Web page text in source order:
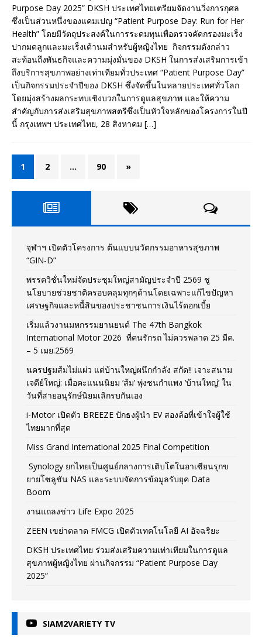
Purpose Day 2025” DKSH ประเทศไทยเตรียมจัดงานวิ่งการกุศล
ซึ่งเป็นส่วนหนึ่งของแคมเปญ “Patient Purpose Day: Run for Her
Health” โดยมีวัตถุประสงค์ในการระดมทุนเพื่อตรวจคัดกรองมะเร็ง
ปากมดลูกและมะเร็งเต้านมสำหรับผู้หญิงไทย กิจกรรมดังกล่าว
สะท้อนถึงพันธกิจและความมุ่งมั่นของ DKSH ในการส่งเสริมการเข้า
ถึงบริการสุขภาพอย่างเท่าเทียมทั่วประเทศ “Patient Purpose Day”
เป็นกิจกรรมประจำปีของ DKSH ซึ่งจัดขึ้นในหลายประเทศทั่วโลก
โดยมุ่งสร้างผลกระทบเชิงบวกในการดูแลสุขภาพ และให้ความ
สำคัญกับการส่งเสริมสุขภาพสตรีซึ่งเป็นหัวใจหลักของโครงการในปี
นี้ กรุงเทพฯ ประเทศไทย, 28 สิงหาคม […]
1 2 … 90 »
จุฬาฯ เปิดตัวโครงการ ต้นแบบนวัตกรรมอาหารสุขภาพ
“GIN-D”
พรรควิชั่นใหม่จัดประชุมใหญ่สามัญประจำปี 2569 ชู
นโยบายช่วยชาติครอบคลุมทุกๆด้านโดยเฉพาะแก้ไขปัญหา
เศรษฐกิจและหนี้สินของประชาชนการเงินไร้ดอกเบี้ย
เริ่มแล้วงานมหกรรมยานยนต์ The 47th Bangkok
International Motor 2026 ที่คนรักรถ ไม่ควรพลาด 25 มีค.
– 5 เมย.2569
นครปฐมส้มไม่แผ่ว แต่บ้านใหญ่ผนึกกำลัง สกัด!! เจาะสนาม
เจดีย์ใหญ่: เมื่อคะแนนนิยม ‘ส้ม’ พุ่งชนกำแพง ‘บ้านใหญ่’ ใน
วันที่สายอนุรักษ์นิยมเลิกรบกันเอง
i-Motor เปิดตัว BREEZE ปักธงผู้นำ EV สองล้อที่เข้าใจผู้ใช้
ไทยมากที่สุด
Miss Grand International 2025 Final Competition
Synology ยกไทยเป็นศูนย์กลางการเติบโตในอาเซียนรุกข
ยายโซลูชัน NAS และระบบจัดการข้อมูลรับยุค Data
Boom
งานแถลงข่าว Life Expo 2025
ZEEN เขย่าตลาด FMCG เปิดตัวเทคโนโลยี AI อัจฉริยะ
DKSH ประเทศไทย ร่วมส่งเสริมความเท่าเทียมในการดูแล
สุขภาพผู้หญิงไทย ผ่านกิจกรรม “Patient Purpose Day
2025”
SIAM2VARIETY TV